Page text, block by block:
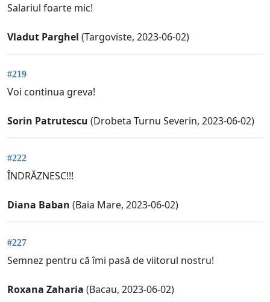
Salariul foarte mic!
Vladut Parghel (Targoviste, 2023-06-02)
#219
Voi continua greva!
Sorin Patrutescu (Drobeta Turnu Severin, 2023-06-02)
#222
ÎNDRĂZNESC!!!
Diana Baban (Baia Mare, 2023-06-02)
#227
Semnez pentru că îmi pasă de viitorul nostru!
Roxana Zaharia (Bacau, 2023-06-02)